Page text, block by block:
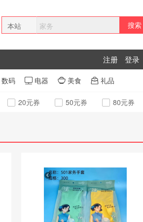
本站
搜索
注册 登录
数码  电器  美食  礼品
20元券 50元券 80元券